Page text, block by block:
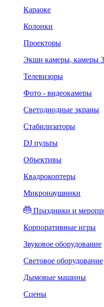
Караоке
Колонки
Проекторы
Экшн камеры, камеры
Телевизоры
Фото - видеокамеры
Светодиодные экраны
Стабилизаторы
DJ пульты
Объективы
Квадрокоптеры
Микронаушники
Праздники и
Корпоративные игры
Звуковое оборудование
Световое оборудование
Дымовые машины
Сцены